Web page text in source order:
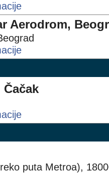
Aerodrom,
puta Metroa),